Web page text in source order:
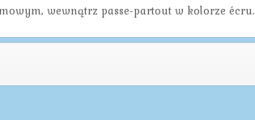
wewnątrz passe-partout w kolorze écru.